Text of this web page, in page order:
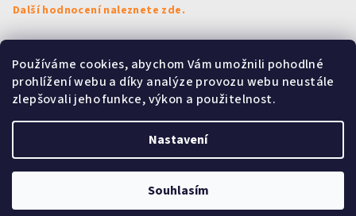
Používáme cookies, abychom Vám umožnili pohodlné
prohlížení webu a díky analýze provozu webu neustále
zlepšovali jeho funkce, výkon a použitelnost.
Nastavení
Souhlasím
Další hodnocení naleznete zde.
Přijímáme online platby
Vytvořil Shoptet